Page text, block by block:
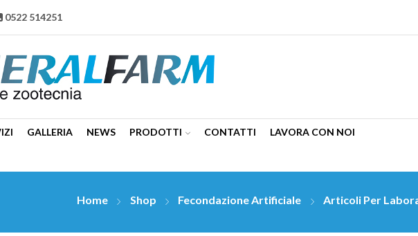
0522 514251
GALLERIA NEWS PRODOTTI CONTATTI LAVORA CON NOI
Home Shop Fecondazione Artificiale Articoli Per